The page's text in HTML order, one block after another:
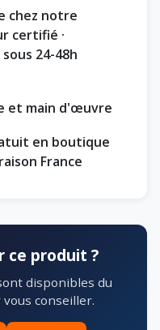
chez notre
certifié ·
24-48h
et main d'œuvre
en boutique
France
ce produit ?
disponibles du
conseiller.